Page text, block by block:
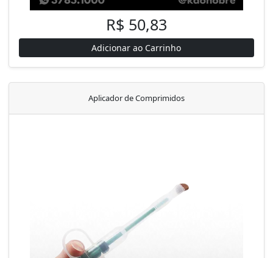
R$ 50,83
Adicionar ao Carrinho
Aplicador de Comprimidos